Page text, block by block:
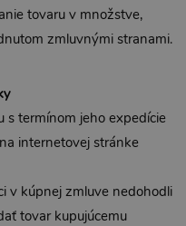
tovaru v množstve,
zmluvnými stranami.
s termínom jeho expedície
internetovej stránke
v kúpnej zmluve nedohodli
tovar kupujúcemu